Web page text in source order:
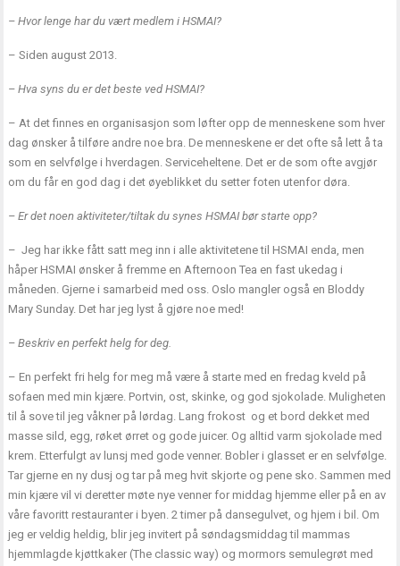
– Hvor lenge har du vært medlem i HSMAI?
– Siden august 2013.
– Hva syns du er det beste ved HSMAI?
– At det finnes en organisasjon som løfter opp de menneskene som hver
dag ønsker å tilføre andre noe bra. De menneskene er det ofte så lett å ta
som en selvfølge i hverdagen. Serviceheltene. Det er de som ofte avgjør
om du får en god dag i det øyeblikket du setter foten utenfor døra.
– Er det noen aktiviteter/tiltak du synes HSMAI bør starte opp?
– Jeg har ikke fått satt meg inn i alle aktivitetene til HSMAI enda, men
håper HSMAI ønsker å fremme en Afternoon Tea en fast ukedag i
måneden. Gjerne i samarbeid med oss. Oslo mangler også en Bloddy
Mary Sunday. Det har jeg lyst å gjøre noe med!
– Beskriv en perfekt helg for deg.
– En perfekt fri helg for meg må være å starte med en fredag kveld på
sofaen med min kjære. Portvin, ost, skinke, og god sjokolade. Muligheten
til å sove til jeg våkner på lørdag. Lang frokost og et bord dekket med
masse sild, egg, røket ørret og gode juicer. Og alltid varm sjokolade med
krem. Etterfulgt av lunsj med gode venner. Bobler i glasset er en selvfølge.
Tar gjerne en ny dusj og tar på meg hvit skjorte og pene sko. Sammen med
min kjære vil vi deretter møte nye venner for middag hjemme eller på en av
våre favoritt restauranter i byen. 2 timer på dansegulvet, og hjem i bil. Om
jeg er veldig heldig, blir jeg invitert på søndagsmiddag til mammas
hjemmlagde kjøttkaker (The classic way) og mormors semulegrøt med